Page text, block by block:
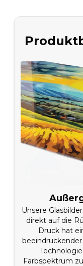
Unsere
direkt auf die
Druck hat
Farbspektrum